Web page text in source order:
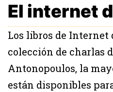
El internet
Los libros de Internet
colección de charlas
Antonopoulos, la
están disponibles